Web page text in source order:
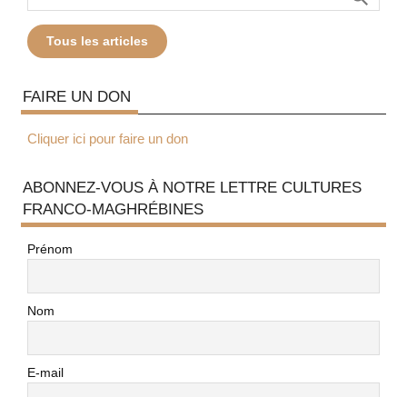
Tous les articles
FAIRE UN DON
Cliquer ici pour faire un don
ABONNEZ-VOUS À NOTRE LETTRE CULTURES
FRANCO-MAGHRÉBINES
Prénom
Nom
E-mail